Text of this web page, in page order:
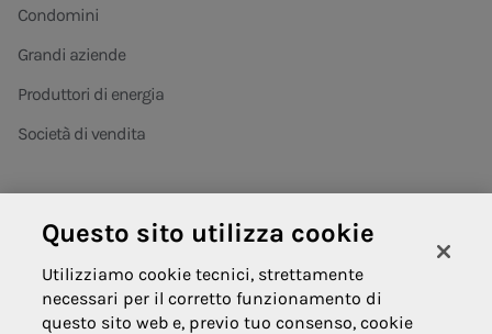
Condomini
Grandi aziende
Produttori di energia
Società di vendita
Areti
Informativa contrattuale privacy
Questo sito utilizza cookie
Utilizziamo cookie tecnici, strettamente
necessari per il corretto funzionamento di
questo sito web e, previo tuo consenso, cookie